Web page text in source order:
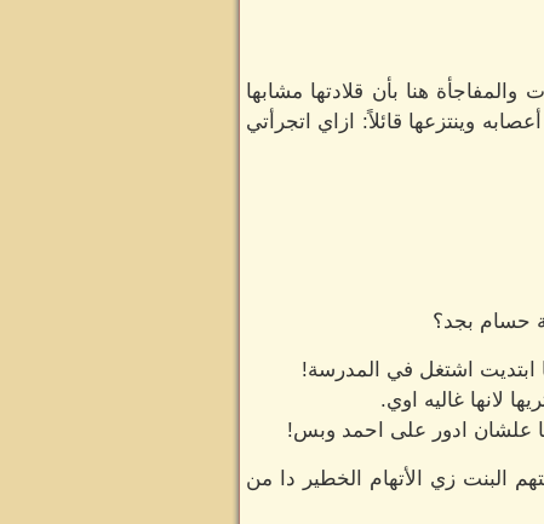
والمفاجأة هنا بأن قلادتها مشابها
وينتزعها قائلاً: ازاي اتجرأتي
حسام بجد؟
ابتديت اشتغل في المدرسة!
غاليه اوي.
علشان ادور على احمد وبس!
البنت زي الأتهام الخطير دا من